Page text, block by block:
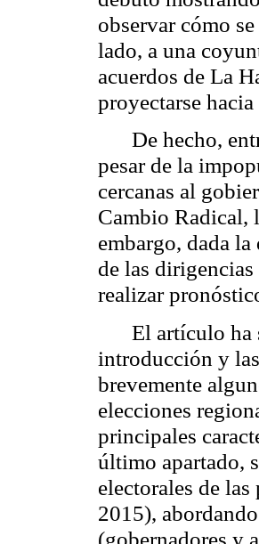
observar cómo
lado, a una
acuerdos de La
proyectarse
De hecho,
pesar de la
cercanas al
Cambio Radical,
embargo, dada
de las
realizar
El artículo ha
introducción y
brevemente
elecciones
principales
último apartado,
electorales de
2015),
(gobernadores y